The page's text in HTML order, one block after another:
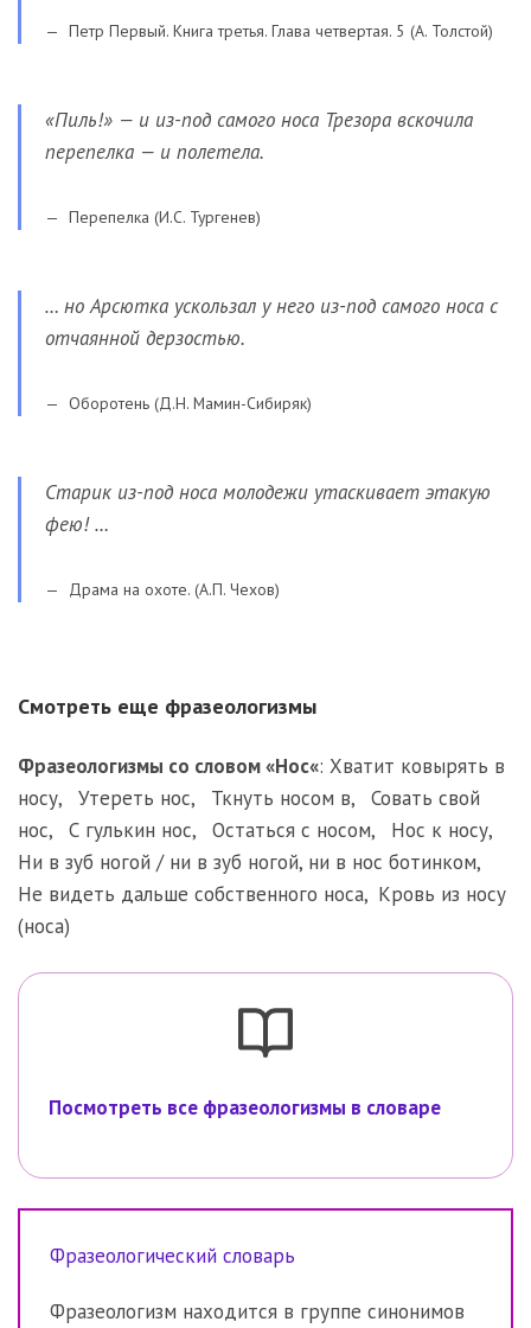
Петр Первый. Книга третья. Глава четвертая. 5 (А. Толстой)
«Пиль!» — и из-под самого носа Трезора вскочила
перепелка — и полетела.
Перепелка (И.С. Тургенев)
… но Арсютка ускользал у него из-под самого носа с
отчаянной дерзостью.
Оборотень (Д.Н. Мамин-Сибиряк)
Старик из-под носа молодежи утаскивает этакую
фею! …
Драма на охоте. (А.П. Чехов)
Смотреть еще фразеологизмы
Фразеологизмы со словом «Нос«: Хватит ковырять в
носу, Утереть нос, Ткнуть носом в, Совать свой
нос, С гулькин нос, Остаться с носом, Нос к носу,
Ни в зуб ногой / ни в зуб ногой, ни в нос ботинком,
Не видеть дальше собственного носа, Кровь из носу
(носа)
Посмотреть все фразеологизмы в словаре
Фразеологический словарь
Фразеологизм находится в группе синонимов